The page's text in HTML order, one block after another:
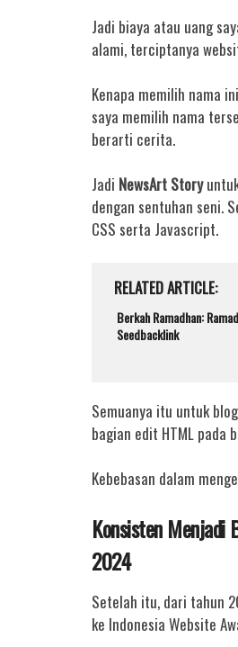
Jadi biaya atau uang
alami, terciptanya
Kenapa memilih nama
saya memilih nama
berarti cerita.
Jadi NewsArt Story
dengan sentuhan seni.
CSS serta Javascript.
RELATED ARTICLE
Berkah Ramadhan:
Seedbacklink
Semuanya itu untuk
bagian edit HTML pada
Kebebasan dalam
Konsisten
2024
Setelah itu, dari tahun
ke Indonesia Website